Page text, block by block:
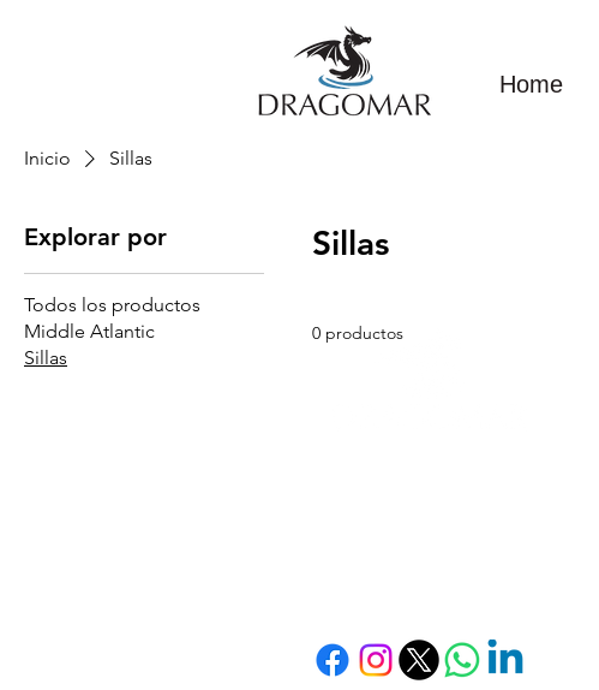
Home
Inicio Sillas
Explorar por
Todos los productos
Middle Atlantic
Sillas
Sillas
0 productos